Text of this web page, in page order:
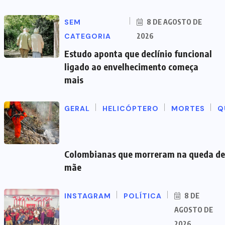
SEM
CATEGORIA
8 DE AGOSTO DE
2026
Estudo aponta que declínio funcional
ligado ao envelhecimento começa
mais
GERAL HELICÓPTERO MORTES
Colombianas que morreram na queda
mãe
INSTAGRAM POLÍTICA
8 DE
AGOSTO DE